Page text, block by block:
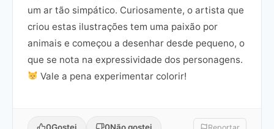
um ar tão simpático. Curiosamente, o artista que
criou estas ilustrações tem uma paixão por
animais e começou a desenhar desde pequeno, o
que se nota na expressividade dos personagens.
Vale a pena experimentar colorir!
0Gostei 0Não gostei